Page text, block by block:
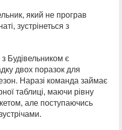
який не програв
зустрінеться з
Будівельником є
двох поразок для
Наразі команда займає
таблиці, маючи рівну
але поступаючись